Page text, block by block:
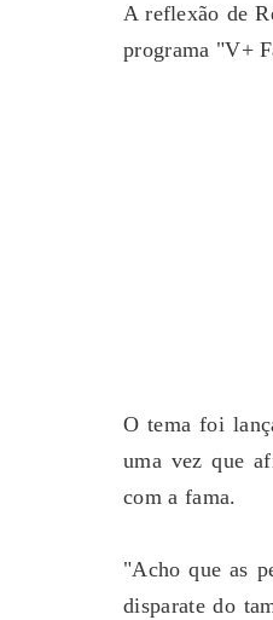
A reflexão de
programa "V+
O tema foi
uma vez que
com a fama.
"Acho que as
disparate do
Mala Após Viagem Pela